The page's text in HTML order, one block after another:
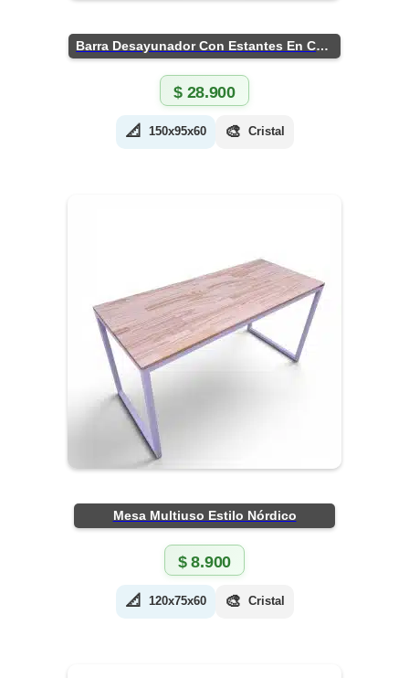
Barra Desayunador Con Estantes En Chapa
$28.900
📐 150x95x60 🎨 Cristal
Mesa Multiuso Estilo Nórdico
$8.900
📐 120x75x60 🎨 Cristal